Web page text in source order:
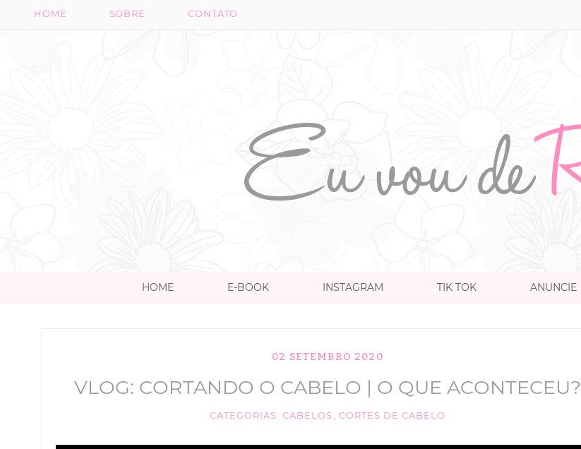
HOME SOBRE CONTATO
HOME E-BOOK INSTAGRAM TIK TOK ANUNCIE
02 SETEMBRO 2020
VLOG: CORTANDO O CABELO | O QUE ACONTECEU?
CATEGORIAS:CABELOS , CORTES DE CABELO